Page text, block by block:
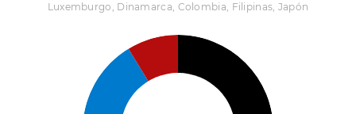
Luxemburgo, Dinamarca, Colombia, Filipinas, Japón